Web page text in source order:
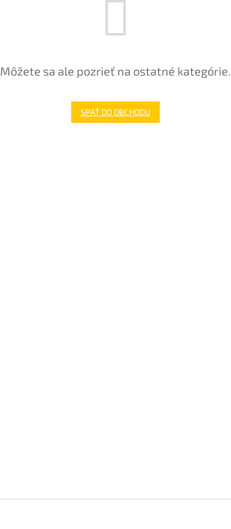
Môžete sa ale pozrieť na ostatné kategórie.
SPÄŤ DO OBCHODU